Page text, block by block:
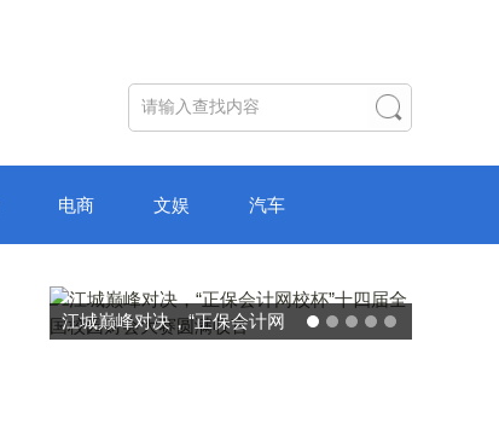
电商 文娱 汽车
破局“纸面教育”：理想树AI自